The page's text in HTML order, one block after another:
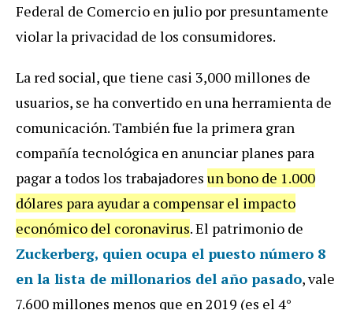
Federal de Comercio en julio por presuntamente
violar la privacidad de los consumidores.
La red social, que tiene casi 3,000 millones de
usuarios, se ha convertido en una herramienta de
comunicación. También fue la primera gran
compañía tecnológica en anunciar planes para
pagar a todos los trabajadores un bono de 1.000
dólares para ayudar a compensar el impacto
económico del coronavirus. El patrimonio de
Zuckerberg, quien ocupa el puesto número 8
en la lista de millonarios del año pasado, vale
7.600 millones menos que en 2019 (es el 4°